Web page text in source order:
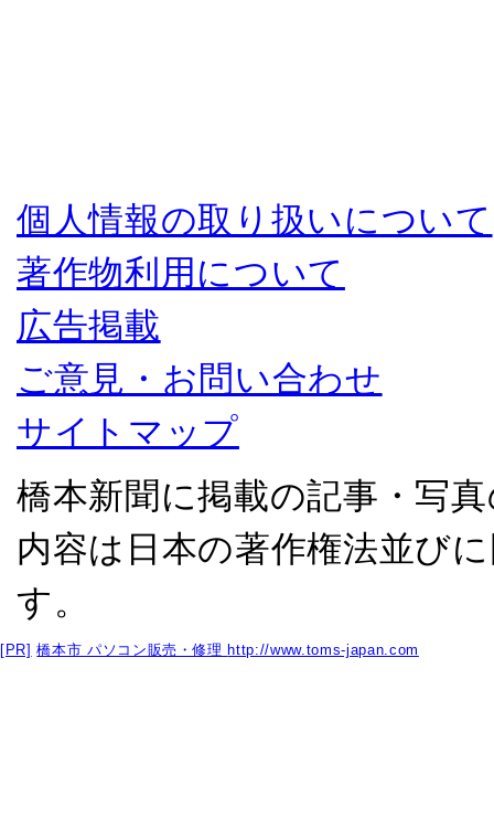
個人情報の取り扱いについて
著作物利用について
広告掲載
ご意見・お問い合わせ
サイトマップ
橋本新聞に掲載の記事・写
内容は日本の著作権法並び
す。
[PR] 橋本市 パソコン販売・修理 http://www.toms-japan.com